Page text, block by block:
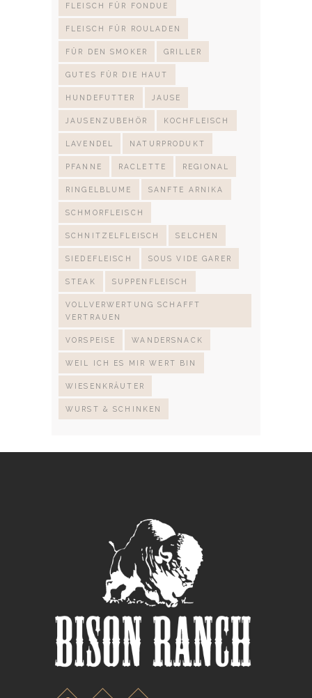
FLEISCH FÜR FONDUE
FLEISCH FÜR ROULADEN
FÜR DEN SMOKER GRILLER
GUTES FÜR DIE HAUT
HUNDEFUTTER JAUSE
JAUSENZUBEHÖR KOCHFLEISCH
LAVENDEL NATURPRODUKT
PFANNE RACLETTE REGIONAL
RINGELBLUME SANFTE ARNIKA
SCHMORFLEISCH
SCHNITZELFLEISCH SELCHEN
SIEDEFLEISCH SOUS VIDE GARER
STEAK SUPPENFLEISCH
VOLLVERWERTUNG SCHAFFT
VERTRAUEN
VORSPEISE WANDERSNACK
WEIL ICH ES MIR WERT BIN
WIESENKRÄUTER
WURST & SCHINKEN